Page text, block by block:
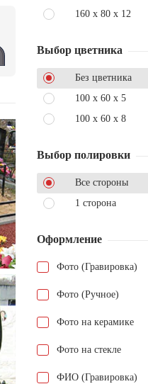
160 x 80 x 12
Выбор цветника
Без цветника
100 x 60 x 5
100 x 60 x 8
Выбор полировки
Все стороны
1 сторона
Оформление
Фото (Гравировка)
Фото (Ручное)
Фото на керамике
Фото на стекле
ФИО (Гравировка)